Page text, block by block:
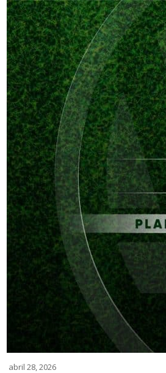
abril 28, 2026